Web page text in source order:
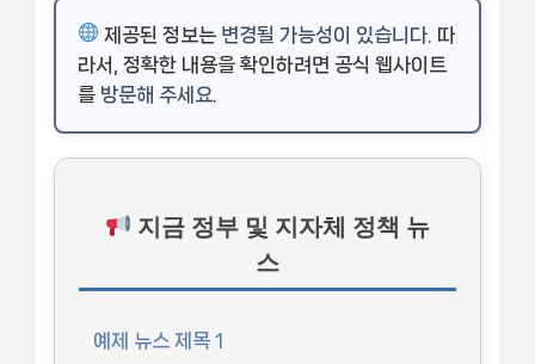
제공된 정보는 변경될 가능성이 있습니다 . 따
라서, 정확한 내용을 확인하려면 공식 웹사이트
를 방문해 주세요
지금 정부 및 지자체 정책 뉴
스
예제 뉴스 제목 1